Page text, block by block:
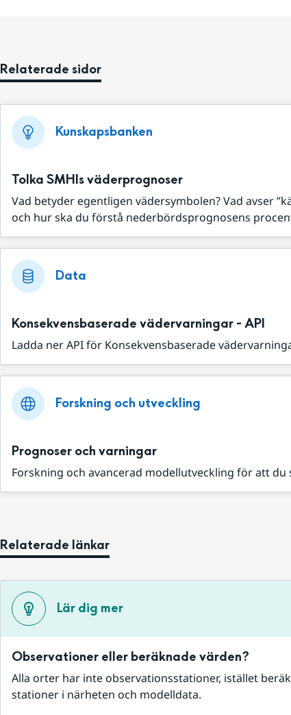
Relaterade sidor
Kunskapsbanken
Tolka SMHIs väderprognoser
Vad betyder egentligen vädersymbolen? Vad avser
och hur ska du förstå nederbördsprognosens
Data
Konsekvensbaserade vädervarningar - API
Ladda ner API för Konsekvensbaserade
Forskning och utveckling
Prognoser och varningar
Forskning och avancerad modellutveckling för att du
Relaterade länkar
Lär dig mer
Observationer eller beräknade värden?
Alla orter har inte observationsstationer, istället
stationer i närheten och modelldata.